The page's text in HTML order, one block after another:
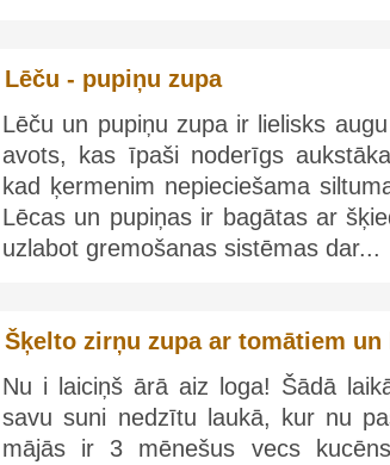
Lēču - pupiņu zupa
Lēču un pupiņu zupa ir lielisks
avots, kas īpaši noderīgs
kad ķermenim nepieciešama
Lēcas un pupiņas ir bagātas ar
uzlabot gremošanas sistēmas dar...
Šķelto zirņu zupa ar tomātiem un
Nu i laiciņš ārā aiz loga! Šādā
savu suni nedzītu laukā, kur nu
mājās ir 3 mēnešus vecs